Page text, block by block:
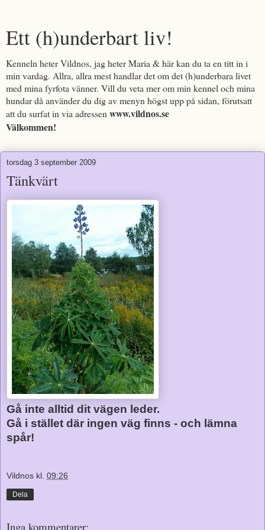
Ett (h)underbart liv!
Kenneln heter Vildnos, jag heter Maria & här kan du ta en titt in i
min vardag. Allra, allra mest handlar det om det (h)underbara livet
med mina fyrfota vänner. Vill du veta mer om min kennel och mina
hundar då använder du dig av menyn högst upp på sidan, förutsatt
att du surfat in via adressen www.vildnos.se
Välkommen!
torsdag 3 september 2009
Tänkvärt
Gå inte alltid dit vägen leder.
Gå i stället där ingen väg finns - och lämna
spår!
Vildnos kl. 09:26
Dela
Inga kommentarer: